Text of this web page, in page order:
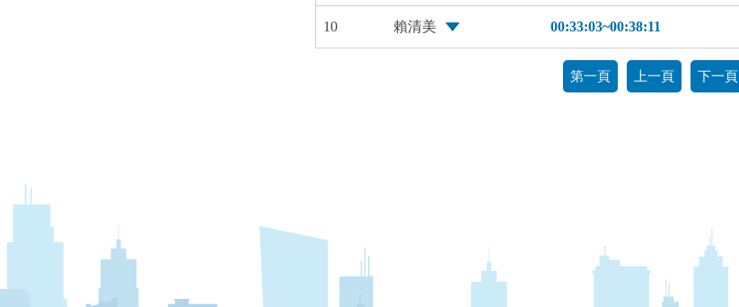
10 賴清美 00:33:03~00:38:11
第一頁 上一頁 下一頁